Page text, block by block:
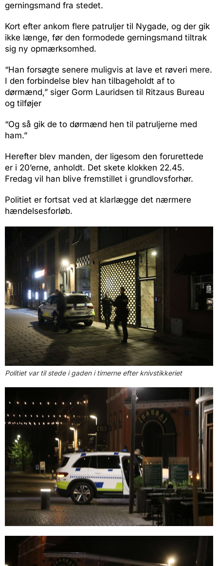
gerningsmand fra stedet.
Kort efter ankom flere patruljer til Nygade, og der gik
ikke længe, før den formodede gerningsmand tiltrak
sig ny opmærksomhed.
“Han forsøgte senere muligvis at lave et røveri mere.
I den forbindelse blev han tilbageholdt af to
dørmænd,” siger Gorm Lauridsen til Ritzaus Bureau
og tilføjer
“Og så gik de to dørmænd hen til patruljerne med
ham.”
Herefter blev manden, der ligesom den forurettede
er i 20’erne, anholdt. Det skete klokken 22.45.
Fredag vil han blive fremstillet i grundlovsforhør.
Politiet er fortsat ved at klarlægge det nærmere
hændelsesforløb.
Politiet var til stede i gaden i timerne efter knivstikkeriet